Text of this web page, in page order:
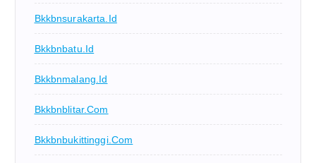
Bkkbnsurakarta.id
Bkkbnbatu.id
Bkkbnmalang.id
Bkkbnblitar.com
Bkkbnbukittinggi.com